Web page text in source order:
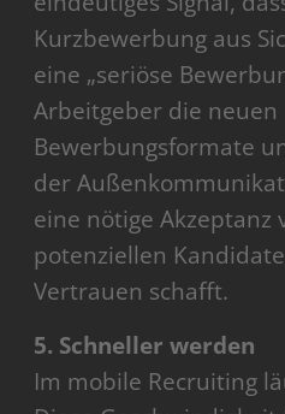
Kurzbewerbung aus
eine „seriöse
Arbeitgeber die neuen
Bewerbungsformate
der
eine nötige
potenziellen
Vertrauen schafft.
5. Schneller werden
Im mobile Recruiting